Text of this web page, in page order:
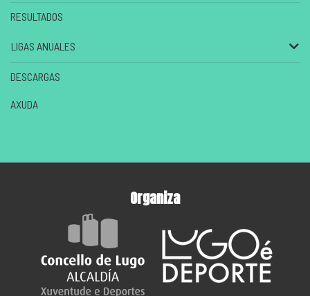
RESULTADOS
LIGAS ANUALES
DESCARGAS
AXUDA
Organiza